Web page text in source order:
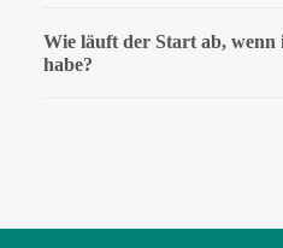
Wie läuft der Start ab, wenn
habe?